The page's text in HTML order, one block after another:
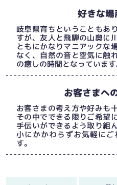
好きな
岐阜県育ちということもあ
すが、友人と飛騨の山奥に
ともにかなりマニアックな
なく、自然の音と空気に触
の癒しの時間となっています
お客さまへ
お客さまの考え方や好みも
その中でできる限りご希望
手伝いができるよう取り組
小にかかわらずお気軽に
す。